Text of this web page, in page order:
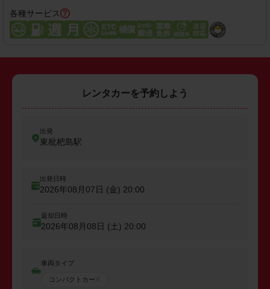
各種サービス
レンタカーを予約しよう
出発
東枇杷島駅
出発日時
2026年08月07日 (金) 20:00
返却日時
2026年08月08日 (土) 20:00
車両タイプ
コンパクトカー